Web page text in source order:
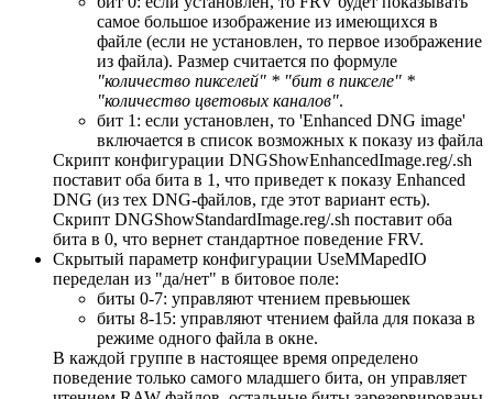
самое большое изображение из имеющихся в
файле (если не установлен, то первое изображение
из файла). Размер считается по формуле
"количество пикселей" * "бит в пикселе" *
"количество цветовых каналов".
бит 1: если установлен, то 'Enhanced DNG image'
включается в список возможных к показу из файла
Скрипт конфигурации DNGShowEnhancedImage.reg/.sh
поставит оба бита в 1, что приведет к показу Enhanced
DNG (из тех DNG-файлов, где этот вариант есть).
Скрипт DNGShowStandardImage.reg/.sh поставит оба
бита в 0, что вернет стандартное поведение FRV.
Скрытый параметр конфигурации UseMMapedIO
переделан из "да/нет" в битовое поле:
биты 0-7: управляют чтением превьюшек
биты 8-15: управляют чтением файла для показа в
режиме одного файла в окне.
В каждой группе в настоящее время определено
поведение только самого младшего бита, он управляет